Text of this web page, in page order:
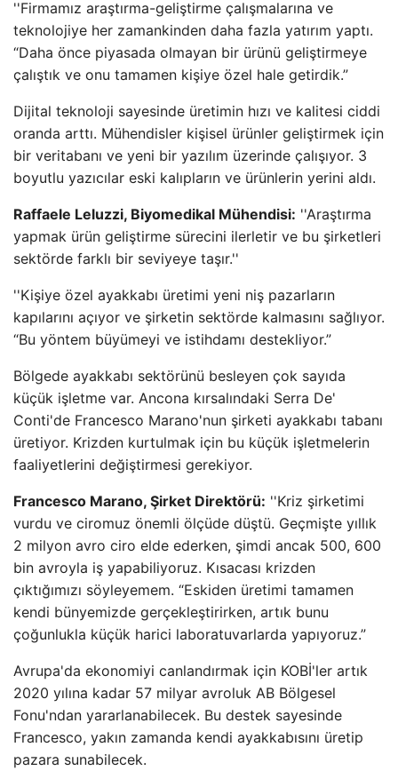
''Firmamız araştırma-geliştirme çalışmalarına ve
teknolojiye her zamankinden daha fazla yatırım yaptı.
“Daha önce piyasada olmayan bir ürünü geliştirmeye
çalıştık ve onu tamamen kişiye özel hale getirdik.”
Dijital teknoloji sayesinde üretimin hızı ve kalitesi ciddi
oranda arttı. Mühendisler kişisel ürünler geliştirmek için
bir veritabanı ve yeni bir yazılım üzerinde çalışıyor. 3
boyutlu yazıcılar eski kalıpların ve ürünlerin yerini aldı.
Raffaele Leluzzi, Biyomedikal Mühendisi: ''Araştırma
yapmak ürün geliştirme sürecini ilerletir ve bu şirketleri
sektörde farklı bir seviyeye taşır.''
''Kişiye özel ayakkabı üretimi yeni niş pazarların
kapılarını açıyor ve şirketin sektörde kalmasını sağlıyor.
“Bu yöntem büyümeyi ve istihdamı destekliyor.”
Bölgede ayakkabı sektörünü besleyen çok sayıda
küçük işletme var. Ancona kırsalındaki Serra De'
Conti'de Francesco Marano'nun şirketi ayakkabı tabanı
üretiyor. Krizden kurtulmak için bu küçük işletmelerin
faaliyetlerini değiştirmesi gerekiyor.
Francesco Marano, Şirket Direktörü: ''Kriz şirketimi
vurdu ve ciromuz önemli ölçüde düştü. Geçmişte yıllık
2 milyon avro ciro elde ederken, şimdi ancak 500, 600
bin avroyla iş yapabiliyoruz. Kısacası krizden
çıktığımızı söyleyemem. “Eskiden üretimi tamamen
kendi bünyemizde gerçekleştirirken, artık bunu
çoğunlukla küçük harici laboratuvarlarda yapıyoruz.”
Avrupa'da ekonomiyi canlandırmak için KOBİ'ler artık
2020 yılına kadar 57 milyar avroluk AB Bölgesel
Fonu'ndan yararlanabilecek. Bu destek sayesinde
Francesco, yakın zamanda kendi ayakkabısını üretip
pazara sunabilecek.